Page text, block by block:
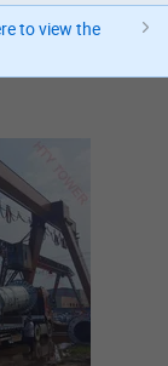
to view the